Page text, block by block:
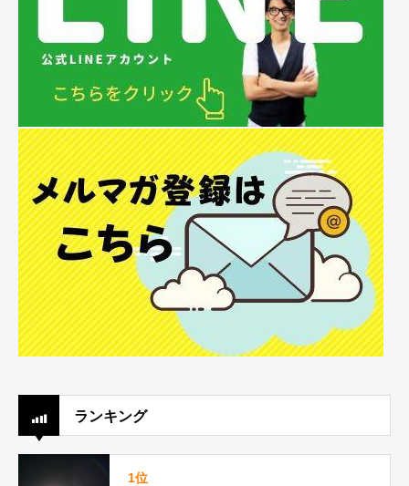
ランキング
1位